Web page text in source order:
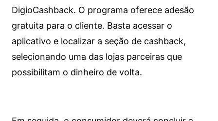
DigioCashback. O programa oferece adesão
gratuita para o cliente. Basta acessar o
aplicativo e localizar a seção de cashback,
selecionando uma das lojas parceiras que
possibilitam o dinheiro de volta.